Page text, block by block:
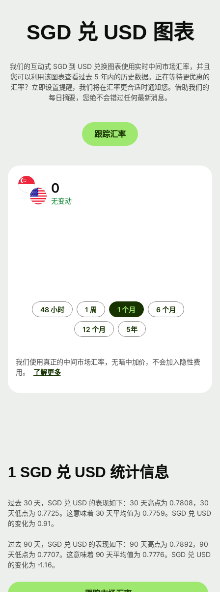
SGD 兑 USD 图表
我们的互动式 SGD 到 USD 兑换图表使用实时中间市场汇率，并且
您可以利用该图表查看过去 5 年内的历史数据。正在等待更优惠的
汇率？立即设置提醒，我们将在汇率更合适时通知您。借助我们的
每日摘要，您绝不会错过任何最新消息。
跟踪汇率
0
无变动
48 小时 1 周 1 个月 6 个月
12 个月 5年
我们使用真正的中间市场汇率，无暗中加价，不会加入隐性费
用。
了解更多
1 SGD 兑 USD 统计信息
过去 30 天，SGD 兑 USD 的表现如下：30 天高点为 0.7808，30
天低点为 0.7725。这意味着 30 天平均值为 0.7759。SGD 兑 USD
的变化为 0.91。
过去 90 天，SGD 兑 USD 的表现如下：90 天高点为 0.7892，90
天低点为 0.7707。这意味着 90 天平均值为 0.7776。SGD 兑 USD
的变化为 -1.16。